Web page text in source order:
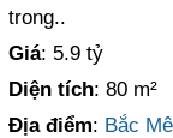
trong..
Giá: 5.9 tỷ
Diện tích: 80 m²
Địa điểm: Bắc Mê